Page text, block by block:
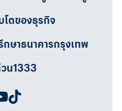
โตของธุรกิจ
ษาธนาคารกรุงเทพ
น1333